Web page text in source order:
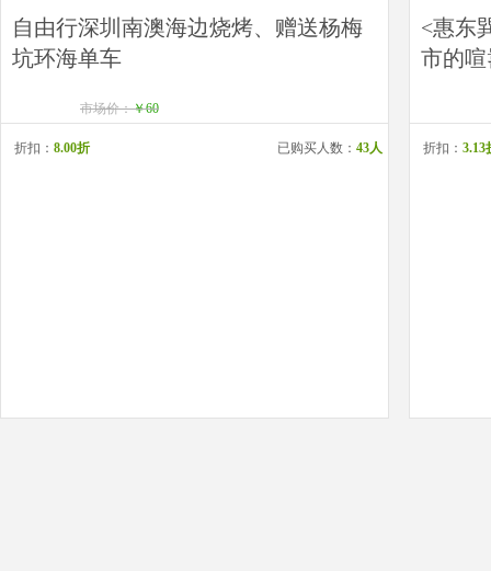
自由行深圳南澳海边烧烤、赠送杨梅
坑环海单车
市场价：￥60
折扣： 8.00折 已购买人数： 43人
<惠东
市的喧
折扣： 3.13